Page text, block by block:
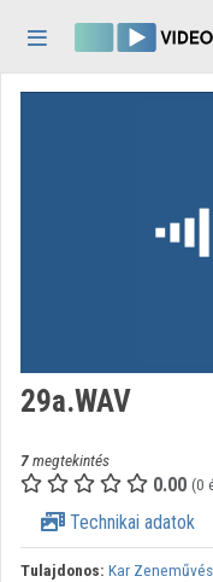
Közreműködők
Megjelenés:
29a.WAV
7megtekintés
0.00 (0
Technikai adatok
Tulajdonos: Kar